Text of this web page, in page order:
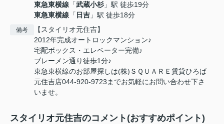
東急東横線 「武蔵小杉 」駅 徒歩19分
東急東横線 「 日吉 」駅 徒歩18分
備考
【スタイリオ元住吉】
2012年完成オートロックマンション♪
宅配ボックス・エレベーター完備♪
ブレーメン通り徒歩1分♪
東急東横線のお部屋探しは(株)ＳＱＵＡＲＥ賃貸ひろば
元住吉店044-920-9723までお気軽にお問い合わせ下さ
いませ。
スタイリオ元住吉のコメント(おすすめポイント)